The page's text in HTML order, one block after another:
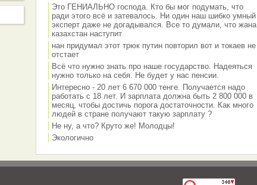
Это ГЕНИАЛЬНО господа. Кто бы мог подумать, что
ради этого всё и затевалось. Ни один наш шибко умный
эксперт даже не догадывался. Все то думали, что жана
казахстан наступит
нан придумал этот трюк путин повторил вот и токаев не
отстает
Всё что нужно знать про наше государство. Надеяться
нужно только на себя. Не будет у нас пенсии.
Интересно - 20 лет 6 670 000 тенге. Получается надо
работать с 18 лет. И зарплата должна быть 2 800 000 в
месяц, чтобы достичь порога достаточности. Как много
людей в стране получают такую зарплату ?
Не ну, а что? Круто же! Молодцы!
Экологично